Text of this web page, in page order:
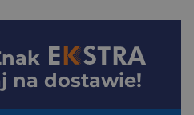
na dostawie!